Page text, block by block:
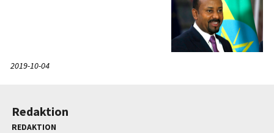
2019-10-04
Redaktion
REDAKTION